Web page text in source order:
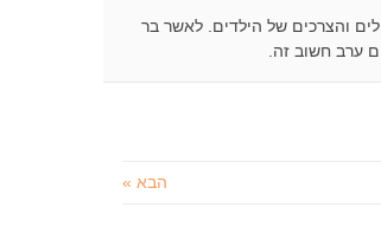
והצרכים של הילדים. לאשר בר
ערב חשוב זה.
הבא »